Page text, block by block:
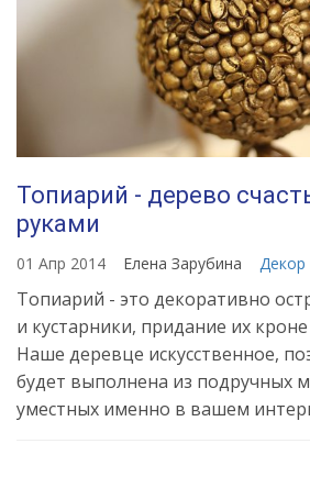
Топиарий - дерево
руками
01 Апр 2014 Елена Зарубина Декор
Топиарий - это декоративно
и кустарники, придание их
Наше деревце искусственное,
будет выполнена из подручных
уместных именно в вашем